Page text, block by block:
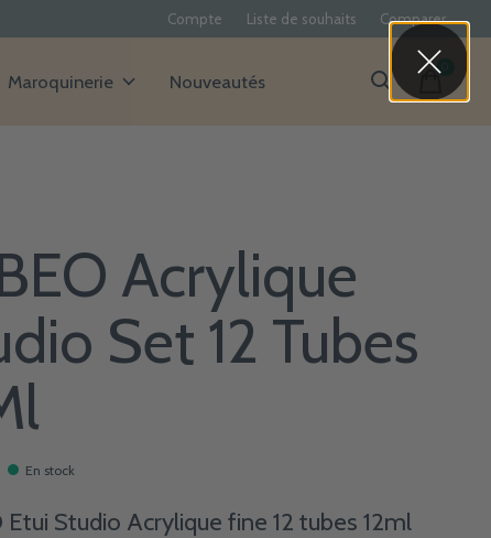
Compte Liste de souhaits Comparer
Maroquinerie Nouveautés items
Acrylique
Set 12 Tubes
En stock
Etui Studio Acrylique fine 12 tubes 12ml